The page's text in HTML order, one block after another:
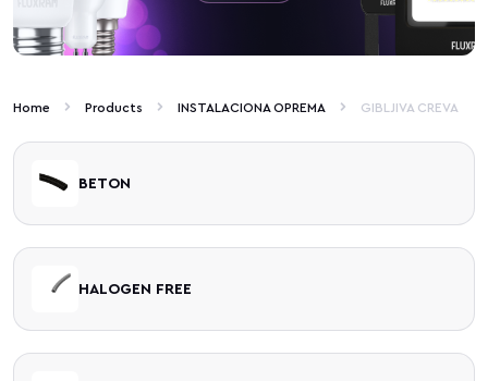
Home Products INSTALACIONA OPREMA GIBLJIVA CREVA
BETON
HALOGEN FREE